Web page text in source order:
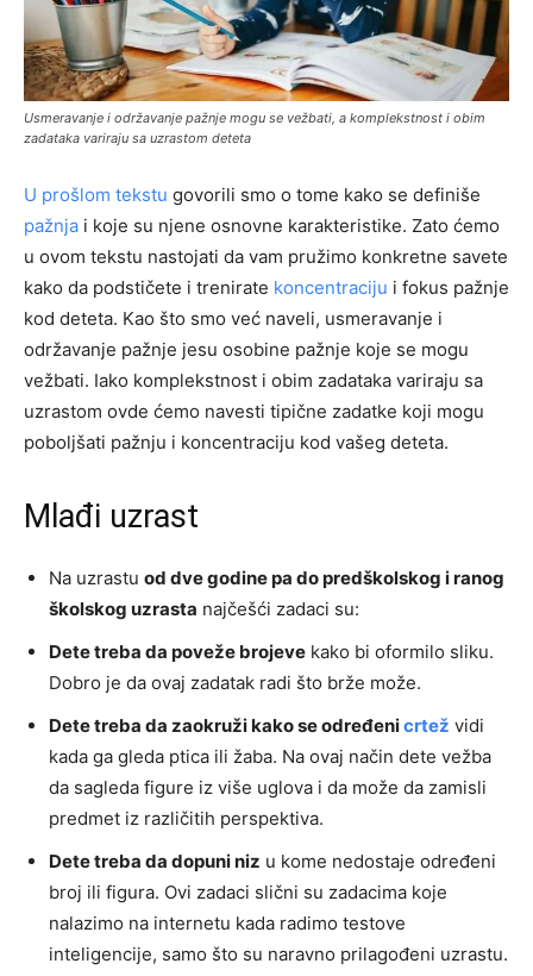
Usmeravanje i održavanje pažnje mogu se vežbati, a komplekstnost i obim
zadataka variraju sa uzrastom deteta
U prošlom tekstu govorili smo o tome kako se definiše
pažnja i koje su njene osnovne karakteristike. Zato ćemo
u ovom tekstu nastojati da vam pružimo konkretne savete
kako da podstičete i trenirate koncentraciju i fokus pažnje
kod deteta. Kao što smo već naveli, usmeravanje i
održavanje pažnje jesu osobine pažnje koje se mogu
vežbati. Iako komplekstnost i obim zadataka variraju sa
uzrastom ovde ćemo navesti tipične zadatke koji mogu
poboljšati pažnju i koncentraciju kod vašeg deteta.
Mlađi uzrast
Na uzrastu od dve godine pa do predškolskog i ranog
školskog uzrasta najčešći zadaci su:
Dete treba da poveže brojeve kako bi oformilo sliku.
Dobro je da ovaj zadatak radi što brže može.
Dete treba da zaokruži kako se određenicrtež vidi
kada ga gleda ptica ili žaba. Na ovaj način dete vežba
da sagleda figure iz više uglova i da može da zamisli
predmet iz različitih perspektiva.
Dete treba da dopuni niz u kome nedostaje određeni
broj ili figura. Ovi zadaci slični su zadacima koje
nalazimo na internetu kada radimo testove
inteligencije, samo što su naravno prilagođeni uzrastu.